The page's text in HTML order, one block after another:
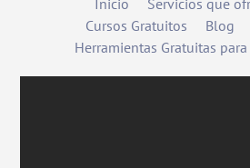
Inicio
Servicios que
Cursos Gratuitos
Blog
Herramientas Gratuitas